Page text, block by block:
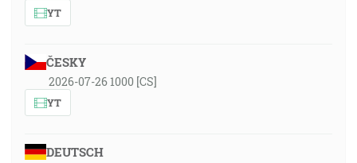
YT
ČESKY
2026-07-26 1000 [CS]
YT
DEUTSCH